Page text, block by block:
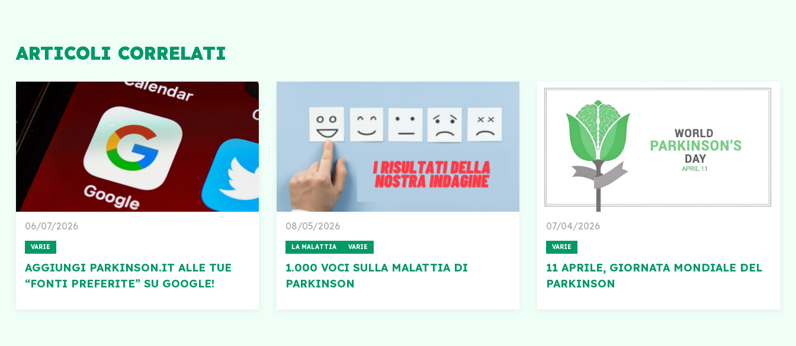
ARTICOLI CORRELATI
06/07/2026
VARIE
AGGIUNGI PARKINSON.IT ALLE TUE
“FONTI PREFERITE” SU GOOGLE!
08/05/2026
LA MALATTIA VARIE
1.000 VOCI SULLA MALATTIA DI
PARKINSON
07/04/2026
VARIE
11 APRILE, GIORNATA MONDIALE DEL
PARKINSON